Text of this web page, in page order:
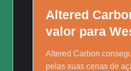
Altered
valor para
Altered Carbon
pelas suas cenas de